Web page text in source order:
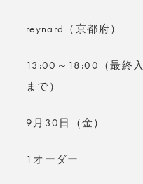
reynard（京都府）
13:00～18:00（最終
まで）
9月30日（金）
1オーダー